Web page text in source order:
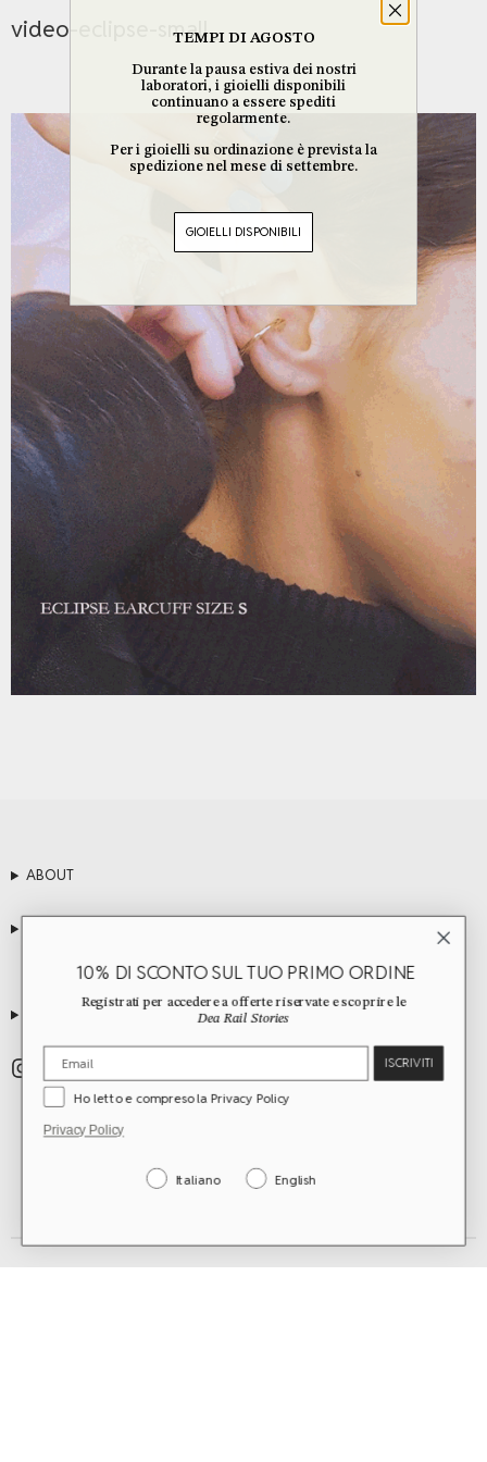
video-eclipse-small_
ABOUT
TEMPI DI AGOSTO
Durante la pausa estiva dei nostri
laboratori, i gioielli disponibili
continuano a essere spediti
regolarmente.
Per i gioielli su ordinazione è prevista la
spedizione nel mese di settembre.
GIOIELLI DISPONIBILI
10% DI SCONTO SUL TUO PRIMO ORDINE
Registrati per accedere a offerte riservate e scoprire le
Dea Rail Stories
ISCRIVITI
Ho letto e compreso la Privacy Policy
Privacy Policy
Italiano English